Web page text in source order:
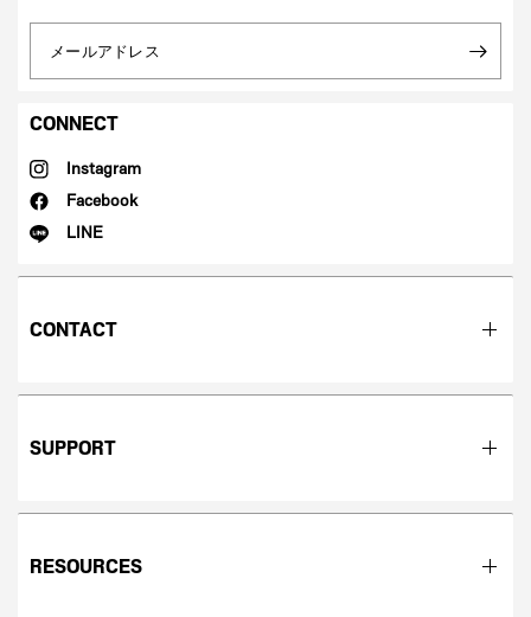
メールアドレス
CONNECT
Instagram
Facebook
LINE
CONTACT
SUPPORT
RESOURCES